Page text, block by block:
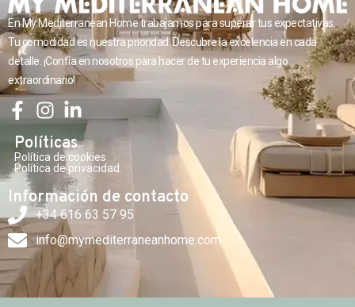
En My Mediterranean Home trabajamos para superar tus expectativas.
Tu comodidad es nuestra prioridad. Descubre la excelencia en cada
detalle. ¡Confía en nosotros para hacer de tu experiencia algo
extraordinario!
Políticas
Política de cookies
Política de privacidad
Información de contacto
+34 616 63 57 95
info@mymediterraneanhome.com